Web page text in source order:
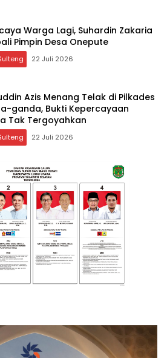
Warga Lagi, Suhardin Zakaria
Pimpin Desa Onepute
22 Juli 2026
Azis Menang Telak di Pilkades
ganda, Bukti Kepercayaan
Tak Tergoyahkan
22 Juli 2026